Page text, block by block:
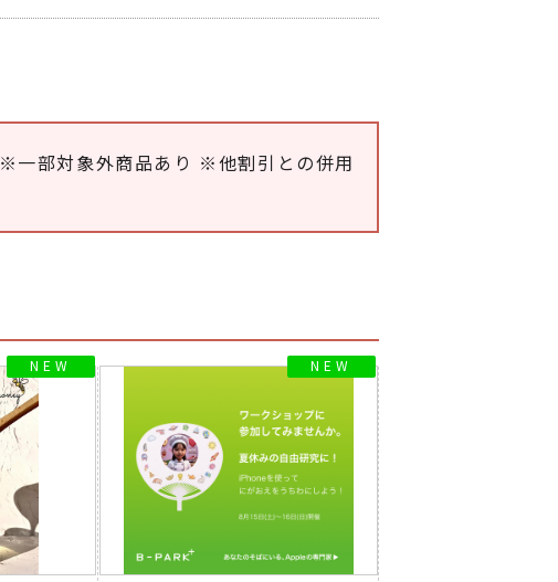
※一部対象外商品あり ※他割引との併用